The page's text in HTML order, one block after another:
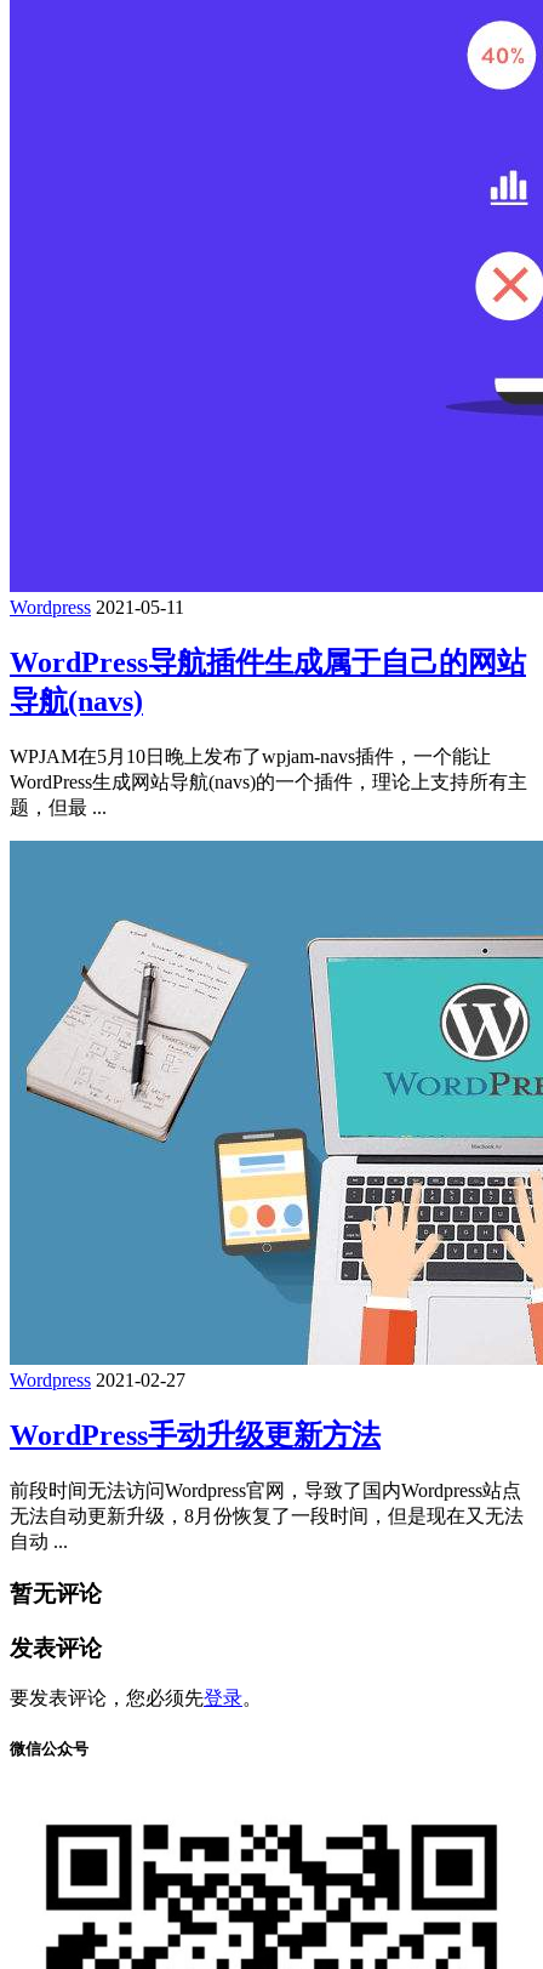
Wordpress 2021-05-11
WordPress导航插件生成属于自己的网站
导航(navs)
WPJAM在5月10日晚上发布了wpjam-navs插件，一个能让
WordPress生成网站导航(navs)的一个插件，理论上支持所有主
题，但最 ...
Wordpress 2021-02-27
WordPress手动升级更新方法
前段时间无法访问Wordpress官网，导致了国内Wordpress站点
无法自动更新升级，8月份恢复了一段时间，但是现在又无法
自动 ...
暂无评论
发表评论
要发表评论，您必须先登录。
微信公众号